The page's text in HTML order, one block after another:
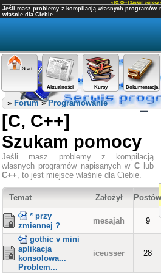
« [C, C++] Szukam pomocy»
Jeśli masz problemy z kompilacją własnych programów
właśnie dla Ciebie.
Start
Aktualności Kursy Dokumentacja
» Forum»Programowanie
[C, C++]
Szukam pomocy
Jeśli masz problemy z kompilacją
własnych programów napisanych w Club
C++, to jest miejsce właśnie dla Ciebie.
Temat Założył Postów
* przy
zmiennej ?
mesajah 9
gothic v mini
aplikacja
konsolowa...
Problem...
iceusser 28